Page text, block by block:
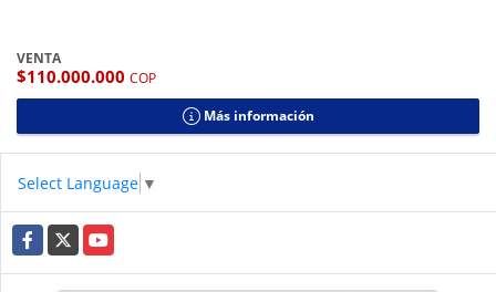
VENTA
$110.000.000 COP
Más información
Select Language ▼
Facebook
X YouTube